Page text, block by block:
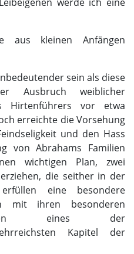
aus kleinen Anfängen
sein als diese
Ausbruch weiblicher
Hirtenführers vor etwa
erreichte die Vorsehung
und den Hass
von Abrahams Familien
wichtigen Plan, zwei
die seither in der
eine besondere
mit ihren besonderen
eines der
Kapitel der